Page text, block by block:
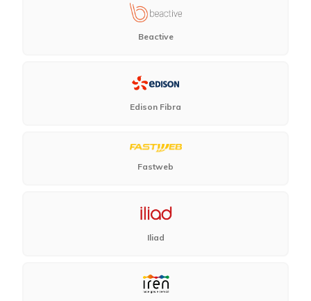
Beactive
Edison Fibra
Fastweb
Iliad